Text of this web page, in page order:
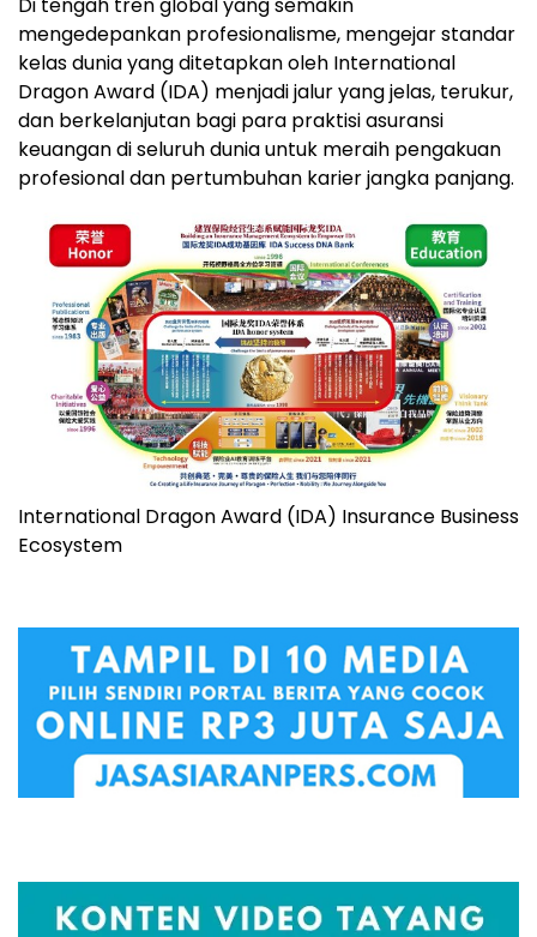
mengedepankan profesionalisme, mengejar standar
kelas dunia yang ditetapkan oleh International
Dragon Award (IDA) menjadi jalur yang jelas, terukur,
dan berkelanjutan bagi para praktisi asuransi
keuangan di seluruh dunia untuk meraih pengakuan
profesional dan pertumbuhan karier jangka panjang.
International Dragon Award (IDA) Insurance Business
Ecosystem